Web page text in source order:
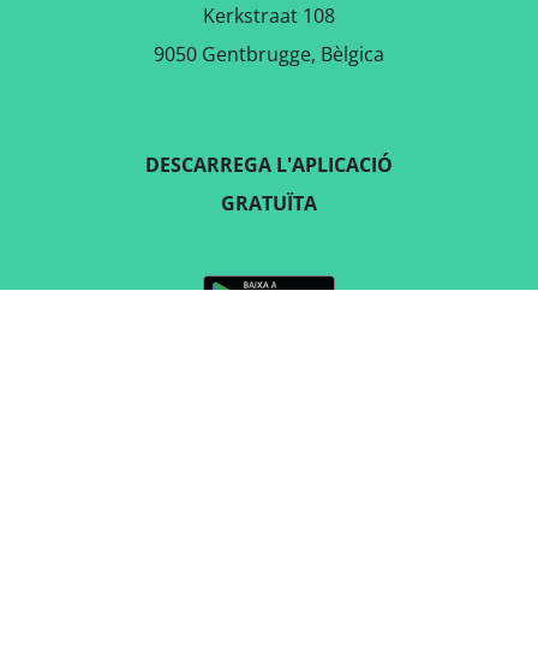
Kerkstraat 108
9050 Gentbrugge, Bèlgica
DESCARREGA L'APLICACIÓ
GRATUÏTA